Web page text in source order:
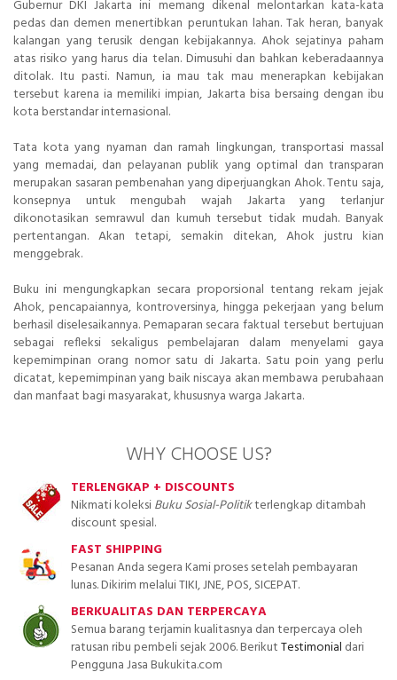
Gubernur DKI Jakarta ini memang dikenal melontarkan kata-kata
pedas dan demen menertibkan peruntukan lahan. Tak heran, banyak
kalangan yang terusik dengan kebijakannya. Ahok sejatinya paham
atas risiko yang harus dia telan. Dimusuhi dan bahkan keberadaannya
ditolak. Itu pasti. Namun, ia mau tak mau menerapkan kebijakan
tersebut karena ia memiliki impian, Jakarta bisa bersaing dengan ibu
kota berstandar internasional.
Tata kota yang nyaman dan ramah lingkungan, transportasi massal
yang memadai, dan pelayanan publik yang optimal dan transparan
merupakan sasaran pembenahan yang diperjuangkan Ahok. Tentu saja,
konsepnya untuk mengubah wajah Jakarta yang terlanjur
dikonotasikan semrawul dan kumuh tersebut tidak mudah. Banyak
pertentangan. Akan tetapi, semakin ditekan, Ahok justru kian
menggebrak.
Buku ini mengungkapkan secara proporsional tentang rekam jejak
Ahok, pencapaiannya, kontroversinya, hingga pekerjaan yang belum
berhasil diselesaikannya. Pemaparan secara faktual tersebut bertujuan
sebagai refleksi sekaligus pembelajaran dalam menyelami gaya
kepemimpinan orang nomor satu di Jakarta. Satu poin yang perlu
dicatat, kepemimpinan yang baik niscaya akan membawa perubahaan
dan manfaat bagi masyarakat, khususnya warga Jakarta.
WHY CHOOSE US?
TERLENGKAP + DISCOUNTS
Nikmati koleksiBuku Sosial-Politikterlengkap ditambah
discount spesial.
FAST SHIPPING
Pesanan Anda segera Kami proses setelah pembayaran
lunas. Dikirim melalui TIKI, JNE, POS, SICEPAT.
BERKUALITAS DAN TERPERCAYA
Semua barang terjamin kualitasnya dan terpercaya oleh
ratusan ribu pembeli sejak 2006. BerikutTestimonial dari
Pengguna Jasa Bukukita.com